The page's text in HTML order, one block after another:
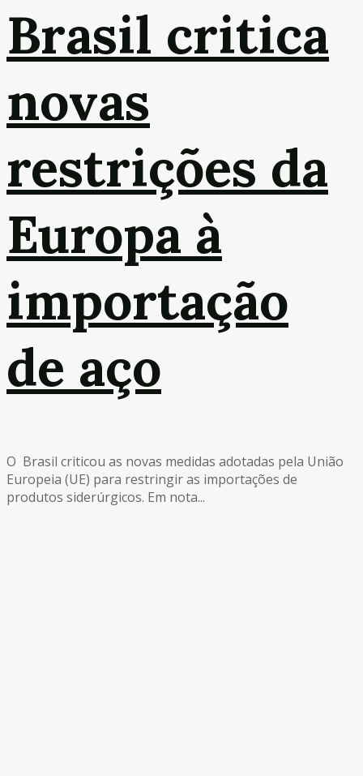
Brasil critica
novas
restrições da
Europa à
importação
de aço
O Brasil criticou as novas medidas adotadas pela União
Europeia (UE) para restringir as importações de
produtos siderúrgicos. Em nota...